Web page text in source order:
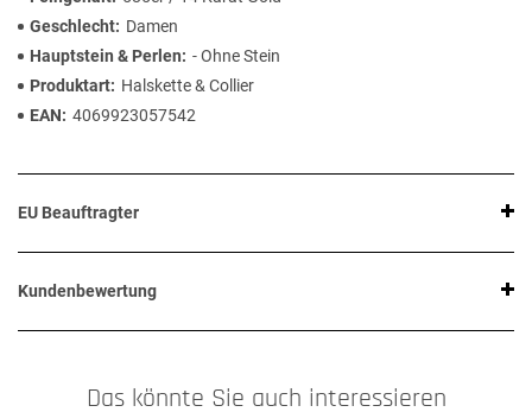
Geschlecht
Damen
Hauptstein & Perlen
- Ohne Stein
Produktart
Halskette & Collier
EAN
4069923057542
EU Beauftragter
Kundenbewertung
Das könnte Sie auch interessieren